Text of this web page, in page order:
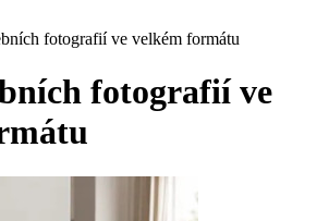
fotografií ve velkém formátu
fotografií ve